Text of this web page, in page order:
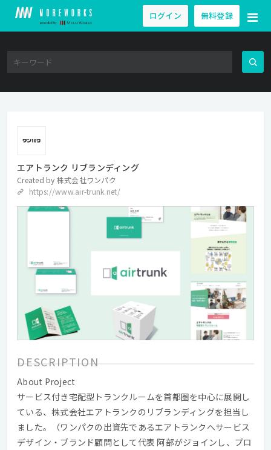
ログイン 無料登録
エアトランク リブランディング
Created by 株式会社ワンパク
https://www.air-trunk.net/
DESCRIPTION
About Project
サービス付き宅配型トランクルームを首都圏を中心に展開し
ている、株式会社エアトランクのリブランディングを担当し
ました。（ワンパクの出資先であるエアトランクへサービス
デザイン・ブランド顧問として代表 阿部がジョインし、プロ